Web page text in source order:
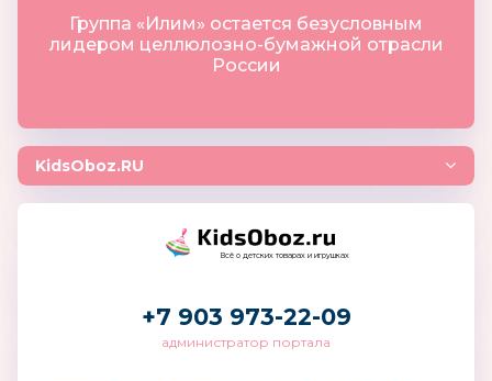
Группа «Илим» остается безусловным
лидером целлюлозно-бумажной отрасли
России
KidsOboz.RU
Всё о детских товарах и игрушках
+7 903 973-22-09
администратор портала